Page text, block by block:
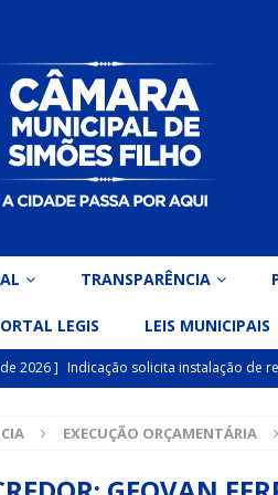
TRANSPARÊNCIA
LEGIS LEIS MUNICIPAIS
2026 ] Indicação solicita instalação de
2026 ] Vereador Belo Gazineu
EXECUÇÃO ORÇAMENTÁRIA